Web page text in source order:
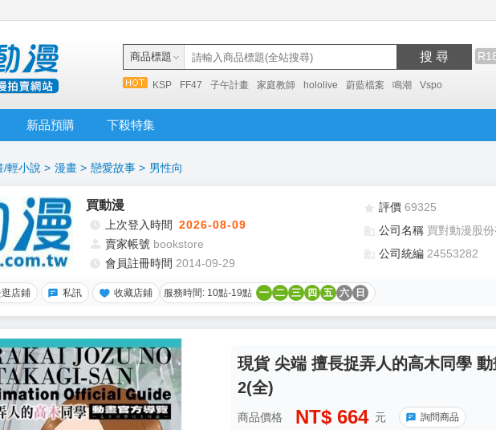
商品標題 搜 尋
KSP FF47 子午計畫 家庭教師 hololive 蔚藍檔案 鳴潮 Vspo
新品預購 下殺特集
/輕小說 > 漫畫 > 戀愛故事 > 男性向
買動漫
上次登入時間 2026-08-09
賣家帳號 bookstore
會員註冊時間 2014-09-29
評價 69325
公司名稱 買對動漫股
公司統編 24553282
店鋪 私訊 收藏店鋪 服務時間: 10點-19點 一 二 三 四 五 六 日
現貨 尖端 擅長捉弄人的高木同學
2(全)
商品價格 NT$ 664 元 詢問商品